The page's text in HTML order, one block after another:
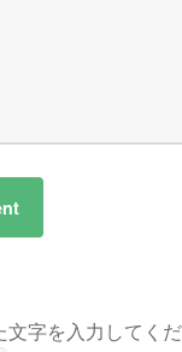
文字を入力してく